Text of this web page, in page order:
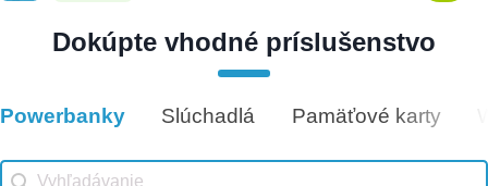
8 na sklade
Dokúpte vhodné príslušenstvo
Vhodné príslušenstvo
Powerbanky Slúchadlá Pamäťové karty
Vhodné príslušenstvo search
Search content